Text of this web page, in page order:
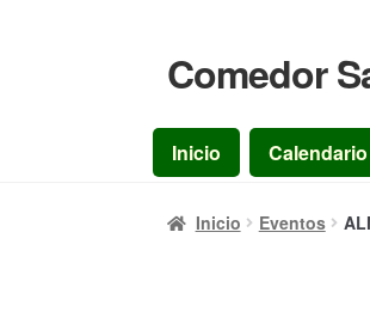
Ir
a
la
navegación
Ir
al
contenido
Comedor
Inicio Calendario
Inicio Eventos